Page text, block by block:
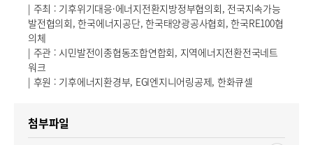
| 주최 : 기후위기대응·에너지전환지방정부협의회, 전국지속가능
발전협의회, 한국에너지공단, 한국태양광공사협회, 한국RE100협
의체
| 주관 : 시민발전이종협동조합연합회, 지역에너지전환전국네트
워크
| 후원 : 기후에너지환경부, EGI엔지니어링공제, 한화큐셀
첨부파일